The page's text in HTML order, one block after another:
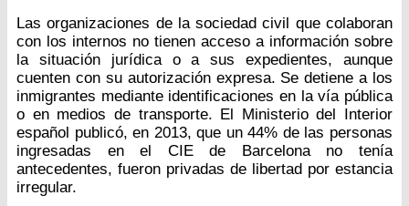
Las organizaciones de la sociedad civil que colaboran
con los internos no tienen acceso a información sobre
la situación jurídica o a sus expedientes, aunque
cuenten con su autorización expresa. Se detiene a los
inmigrantes mediante identificaciones en la vía pública
o en medios de transporte. El Ministerio del Interior
español publicó, en 2013, que un 44% de las personas
ingresadas en el CIE de Barcelona no tenía
antecedentes, fueron privadas de libertad por estancia
irregular.